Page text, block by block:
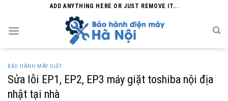
content
ADD ANYTHING HERE OR JUST REMOVE IT...
BẢO HÀNH MÁY GIẶT
Sửa lỗi EP1, EP2, EP3 máy giặt toshiba nội địa
nhật tại nhà